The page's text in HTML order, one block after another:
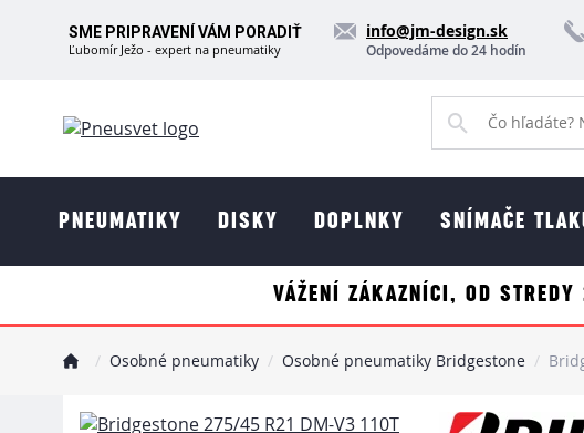
SME PRIPRAVENÍ VÁM PORADIŤ
Ľubomír Ježo - expert na pneumatiky
info@jm-design.sk
Odpovedáme do 24 hodín
PNEUMATIKY DISKY DOPLNKY SNÍMAČE
VÁŽENÍ ZÁKAZNÍCI, OD
Osobné pneumatiky Osobné pneumatiky Bridgestone